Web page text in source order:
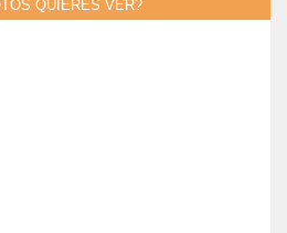
QUIERES VER?